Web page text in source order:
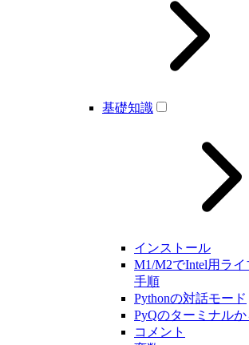
基礎知識
インストール
M1/M2でIntel用ラ
手順
Pythonの対話モード
PyQのターミナル
コメント